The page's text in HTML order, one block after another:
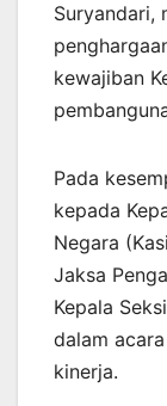
Suryandari,
kewajiban
Pada
kepada
Negara
Jaksa
Kepala
dalam
kinerja.